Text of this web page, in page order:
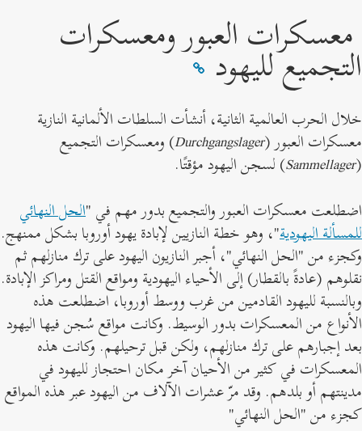
العبور ومعسكرات
لليهود
الحرب العالمية الثانية، أنشأت السلطات الألمانية النازية
العبور (Durchgangslager) ومعسكرات التجميع
Sammellager) لسجن اليهود مؤقتًا.
معسكرات العبور والتجميع بدور مهم في "الحل النهائي
اليهودية"، وهو خطة النازيين لإبادة يهود أوروبا بشكل ممنهج.
من "الحل النهائي"، أجبر النازيون اليهود على ترك منازلهم ثم
(عادةً بالقطار) إلى الأحياء اليهودية ومواقع القتل ومراكز الإبادة.
لليهود القادمين من غرب ووسط أوروبا، اضطلعت هذه
من المعسكرات بدور الوسيط. وكانت مواقع سُجن فيها اليهود
إجبارهم على ترك منازلهم، ولكن قبل ترحيلهم. وكانت هذه
في كثير من الأحيان آخر مكان احتجاز لليهود في
أو بلدهم. وقد مرّ عشرات الآلاف من اليهود عبر هذه المواقع
من "الحل النهائي"